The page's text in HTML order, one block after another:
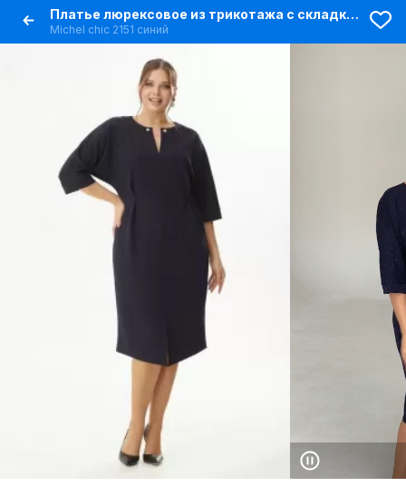
Платье люрексовое из трикотажа с складками и разрезом
Michel chic 2151 синий